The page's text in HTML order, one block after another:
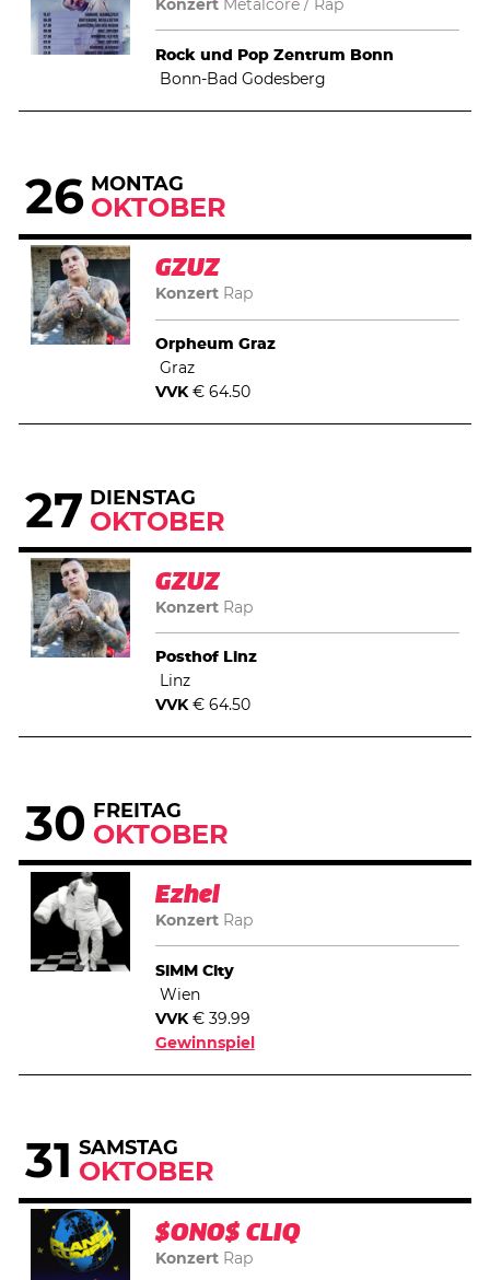
Konzert Metalcore Rap
Rock und Pop Zentrum Bonn
Bonn-Bad Godesberg
26 MONTAG
OKTOBER
GZUZ
Konzert Rap
Orpheum Graz
Graz
VVK€ 64.50
27 DIENSTAG
OKTOBER
GZUZ
Konzert Rap
Posthof Linz
Linz
VVK€ 64.50
30 FREITAG
OKTOBER
Ezhel
Konzert Rap
SiMM City
Wien
VVK€ 39.99
Gewinnspiel
31 SAMSTAG
OKTOBER
$ONO$ CLIQ
Konzert Rap